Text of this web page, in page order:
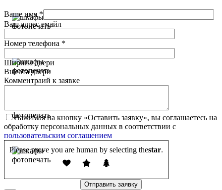
Ваше имя *
Ваш адрес емайл
Номер телефона *
Ширина двери
Высота двери
Комментраий к заявке
Нажимая на кнопку «Оставить заявку», вы соглашаетесь на
обработку персональных данных в соответствии с
пользовательским соглашением
Please prove you are human by selecting thestar.